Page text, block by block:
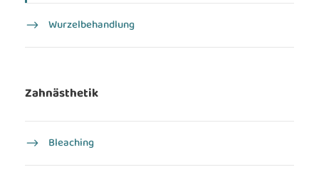
Wurzel­behandlung
Zahnästhetik
Bleaching